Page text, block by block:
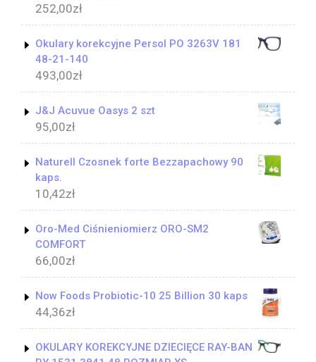
252,00zł
Okulary korekcyjne Persol PO 3263V 181
48-21-140
493,00zł
J&J Acuvue Oasys 2 szt
95,00zł
Naturell Czosnek forte Bezzapachowy 90
kaps.
10,42zł
Oro-Med Ciśnieniomierz ORO-SM2
COMFORT
66,00zł
Now Foods Probiotic-10 25 Billion 30 kaps
44,36zł
OKULARY KOREKCYJNE DZIECIĘCE RAY-BAN